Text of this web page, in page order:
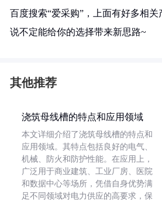
百度搜索“爱采购”，上面有好多相关
说不定能给你的选择带来新思路~
其他推荐
浇筑母线槽的特点和应用领域
本文详细介绍了浇筑母线槽的特点和
应用领域。其特点包括良好的电气、
机械、防火和防护性能。在应用上，
广泛用于商业建筑、工业厂房、医院
和数据中心等场所，凭借自身优势满
足不同领域对电力供应的高要求，保